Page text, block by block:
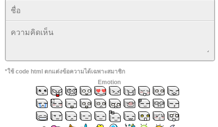
*ใช้ code html ตกแต่งข้อความได้เฉพาะสมาชิก
Emotion